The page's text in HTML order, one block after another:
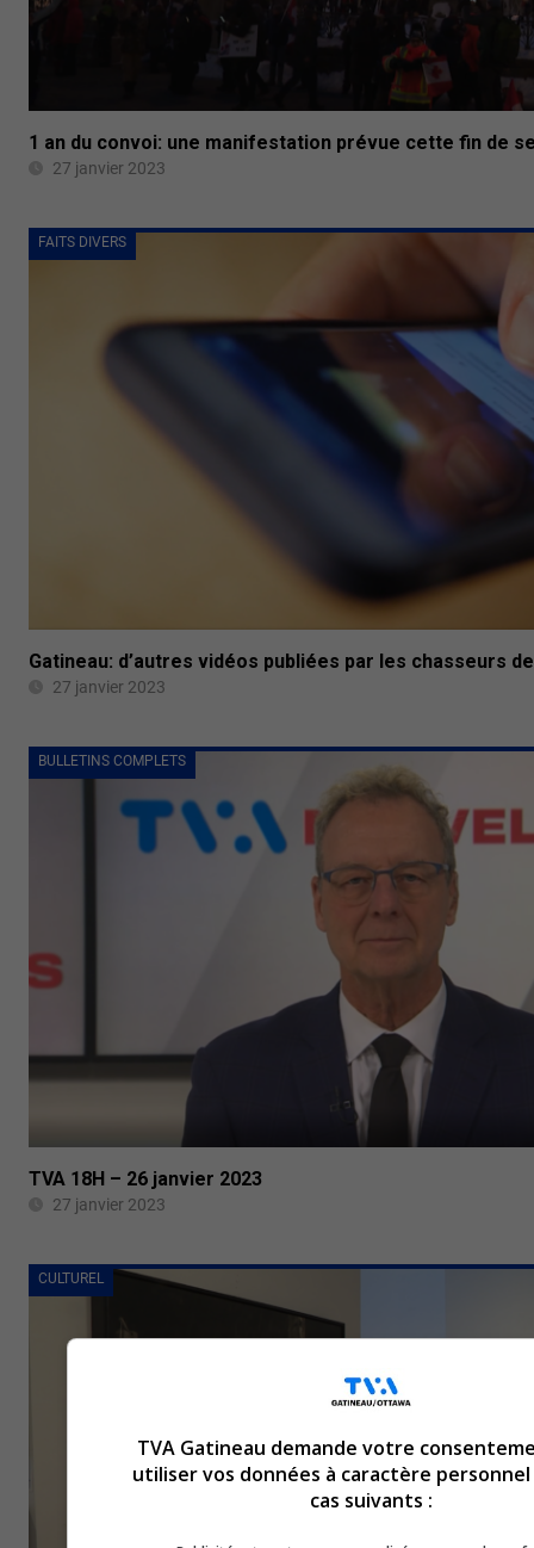
1 an du convoi: une manifestation prévue cette fin de
27 janvier 2023
FAITS DIVERS
Gatineau: d’autres vidéos publiées par les chasseurs
27 janvier 2023
BULLETINS COMPLETS
TVA 18H – 26 janvier 2023
27 janvier 2023
CULTUREL
TVA Gatineau demande votre
utiliser vos données à caractère personnel
cas suivants :